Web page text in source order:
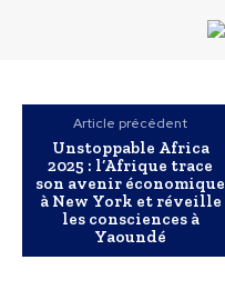
Article précédent
Unstoppable Africa
2025 : l’Afrique trace
son avenir économique
à New York et réveille
les consciences à
Yaoundé